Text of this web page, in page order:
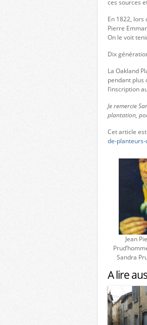
ces sources
En 1822, lors
Pierre
On le voit
Dix
La Oakland
pendant plus
l’inscription
Je remercie
plantation,
Cet article
de-
Jean
Sandra
A lire